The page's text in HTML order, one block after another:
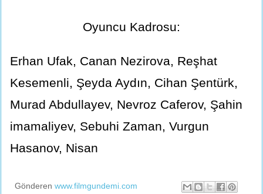
Oyuncu Kadrosu:
Erhan Ufak, Canan Nezirova, Reşhat
Kesemenli, Şeyda Aydın, Cihan Şentürk,
Murad Abdullayev, Nevroz Caferov, Şahin
imamaliyev, Sebuhi Zaman, Vurgun
Hasanov, Nisan
Gönderen www.filmgundemi.com